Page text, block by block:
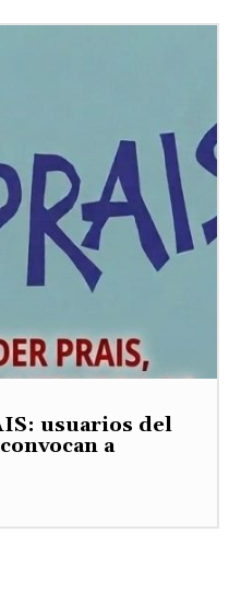
usuarios del
a